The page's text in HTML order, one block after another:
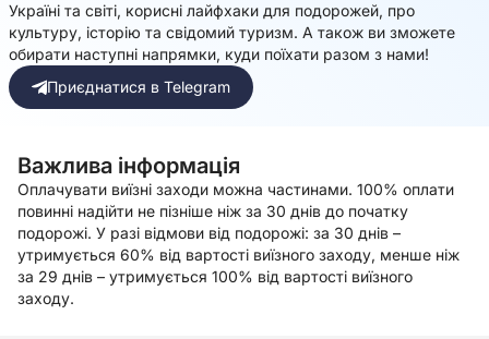
Україні та світі, корисні лайфхаки для подорожей, про
культуру, історію та свідомий туризм. А також ви зможете
обирати наступні напрямки, куди поїхати разом з нами!
Приєднатися в Telegram
Важлива інформація
Оплачувати виїзні заходи можна частинами. 100% оплати
повинні надійти не пізніше ніж за 30 днів до початку
подорожі. У разі відмови від подорожі: за 30 днів –
утримується 60% від вартості виїзного заходу, менше ніж
за 29 днів – утримується 100% від вартості виїзного
заходу.